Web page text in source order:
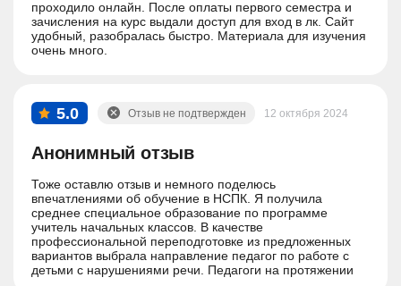
проходило онлайн. После оплаты первого семестра и
зачисления на курс выдали доступ для вход в лк. Сайт
удобный, разобралась быстро. Материала для изучения
очень много.
5.0
Анонимный отзыв
12 октября 2024
Отзыв не подтвержден
Тоже оставлю отзыв и немного поделюсь
впечатлениями об обучение в НСПК. Я получила
среднее специальное образование по программе
учитель начальных классов. В качестве
профессиональной переподготовке из предложенных
вариантов выбрала направление педагог по работе с
детьми с нарушениями речи. Педагоги на протяжении